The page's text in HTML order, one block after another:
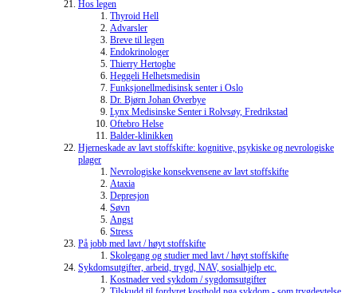
Hos legen
Thyroid Hell
Advarsler
Breve til legen
Endokrinologer
Thierry Hertoghe
Heggeli Helhetsmedisin
Funksjonellmedisinsk senter i Oslo
Dr. Bjørn Johan Øverbye
Lynx Medisinske Senter i Rolvsøy, Fredrikstad
Oftebro Helse
Balder-klinikken
Hjerneskade av lavt stoffskifte: kognitive, psykiske og nevrologiske
plager
Nevrologiske konsekvensene av lavt stoffskifte
Ataxia
Depresjon
Søvn
Angst
Stress
På jobb med lavt / høyt stoffskifte
Skolegang og studier med lavt / høyt stoffskifte
Sykdomsutgifter, arbeid, trygd, NAV, sosialhjelp etc.
Kostnader ved sykdom / sygdomsutgifter